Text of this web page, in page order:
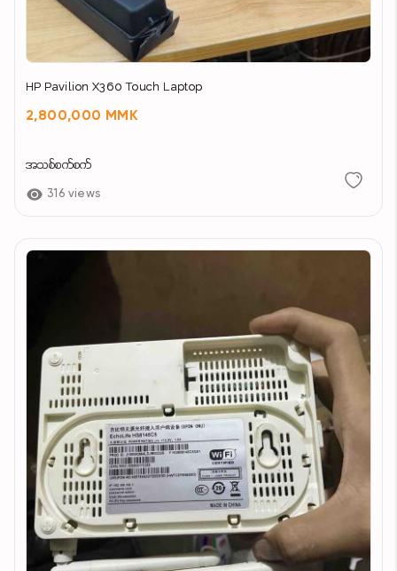
HP Pavilion X360 Touch Laptop
2,800,000 MMK
အသစ်စက်စက်
316 views